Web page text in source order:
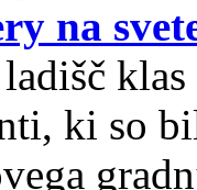
na
ki so